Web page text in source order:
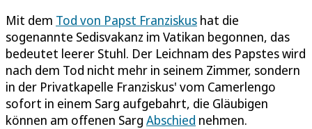
Mit dem Tod von Papst Franziskus hat die
sogenannte Sedisvakanz im Vatikan begonnen, das
bedeutet leerer Stuhl. Der Leichnam des Papstes wird
nach dem Tod nicht mehr in seinem Zimmer, sondern
in der Privatkapelle Franziskus' vom Camerlengo
sofort in einem Sarg aufgebahrt, die Gläubigen
können am offenen Sarg Abschied nehmen.